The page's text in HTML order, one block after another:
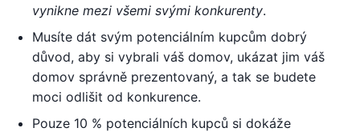
vynikne mezi všemi svými konkurenty.
Musíte dát svým potenciálním kupcům dobrý
důvod, aby si vybrali váš domov, ukázat jim váš
domov správně prezentovaný, a tak se budete
moci odlišit od konkurence.
Pouze 10 % potenciálních kupců si dokáže